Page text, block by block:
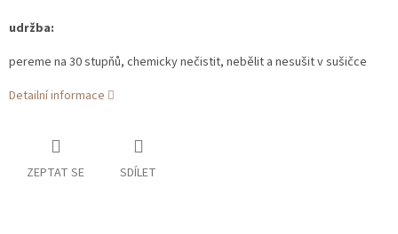
udržba:
pereme na 30 stupňů, chemicky nečistit, nebělit a nesušit v sušičce
Detailní informace
ZEPTAT SE SDÍLET